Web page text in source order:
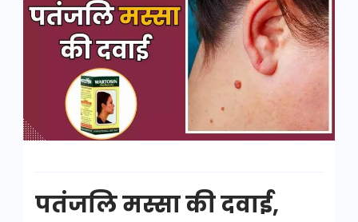
मस्सा
पतंजलि मस्सा की दवाई,